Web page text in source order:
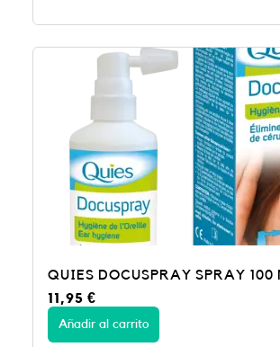
QUIES DOCUSPRAY SPRAY 100
11,95€
Añadir al carrito